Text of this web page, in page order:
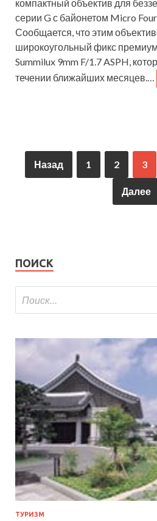
компактный объектив для
серии G с байонетом Micro
Сообщается, что этим
широкоугольный фикс
Summilux 9mm F/1.7 ASPH,
течении ближайших месяцев.…
Назад 1 2 3
Далее
ПОИСК
ТУРИЗМ